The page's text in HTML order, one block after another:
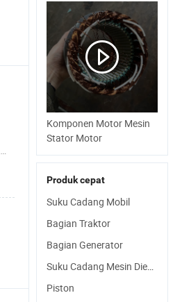
Komponen Motor Mesin
Stator Motor
Produk cepat
Suku Cadang Mobil
Bagian Traktor
Bagian Generator
Suku Cadang Mesin Diesel
Piston